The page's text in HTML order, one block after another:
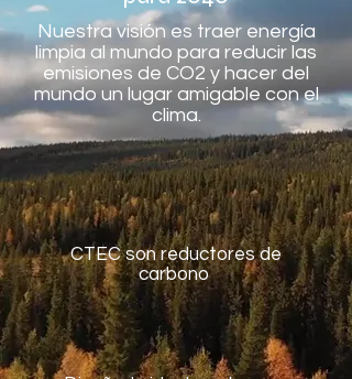
Nuestra visión es traer energía
limpia al mundo para reducir las
emisiones de CO2 y hacer del
mundo un lugar amigable con el
clima.
CTEC son reductores de
carbono